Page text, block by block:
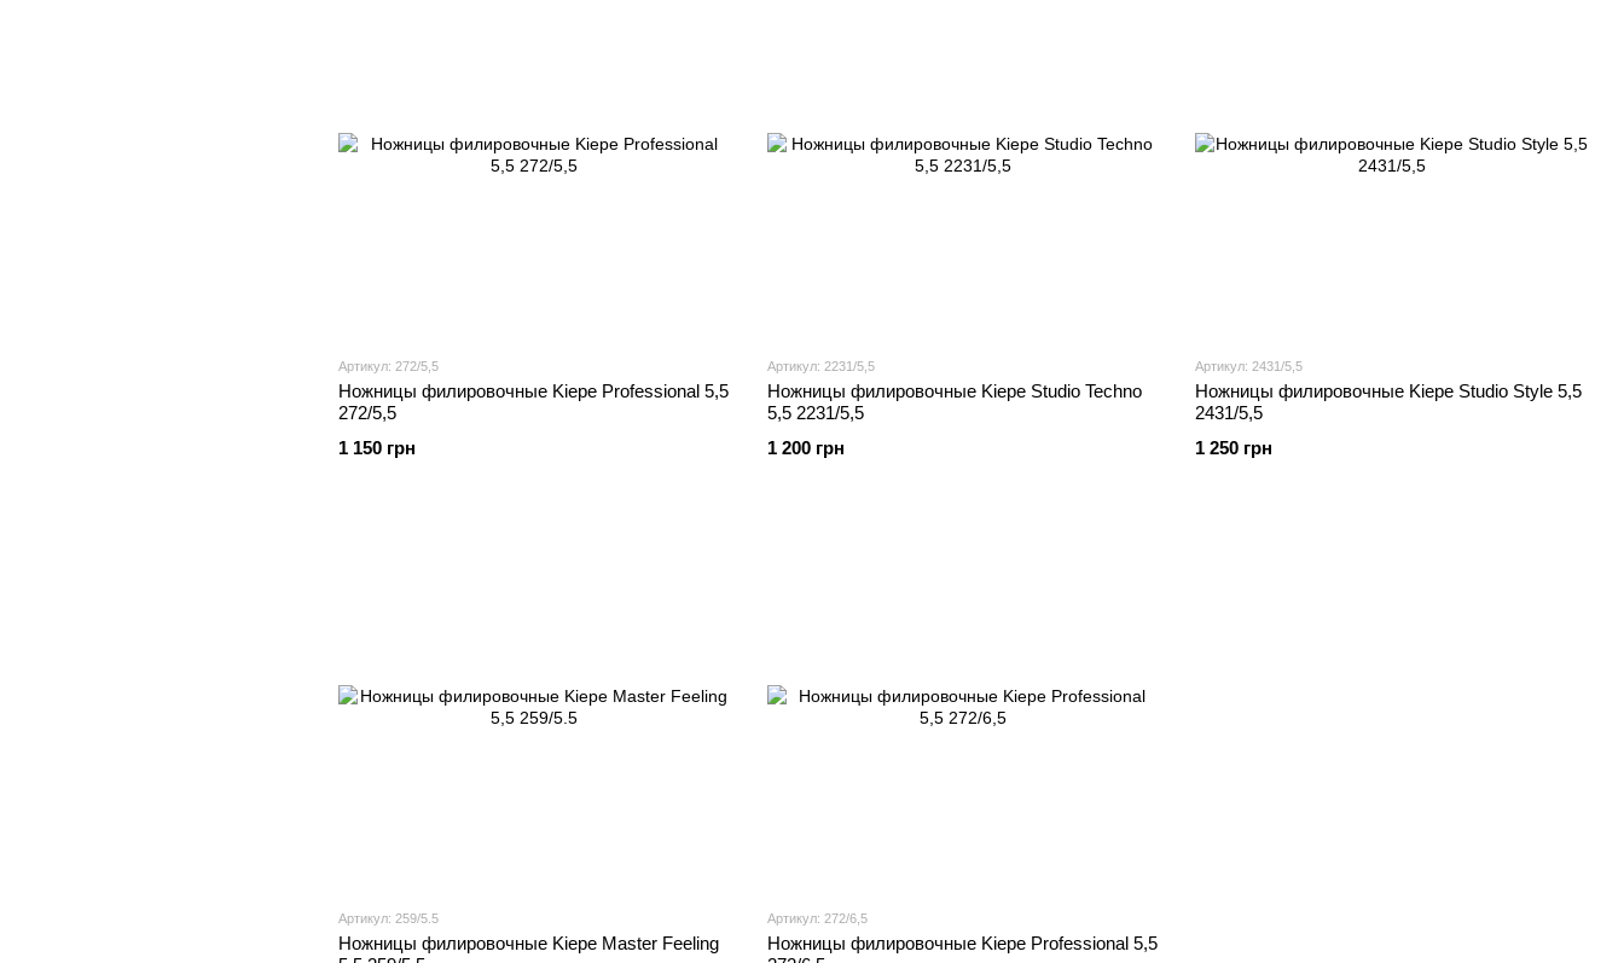
Артикул: 272/5,5
Ножницы филировочные Kiepe Professional 5,5
272/5,5
1 150 грн
Артикул: 2231/5,5
Ножницы филировочные Kiepe Studio Techno
5,5 2231/5,5
1 200 грн
Артикул: 2431/5,5
Ножницы филировочные Kiepe Studio Style 5,5
2431/5,5
1 250 грн
Артикул: 259/5.5
Ножницы филировочные Kiepe Master Feeling
Артикул: 272/6,5
Ножницы филировочные Kiepe Professional 5,5